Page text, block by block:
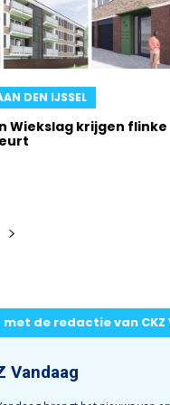
DEN IJSSEL
Wiekslag krijgen flinke
de redactie van
Vandaag